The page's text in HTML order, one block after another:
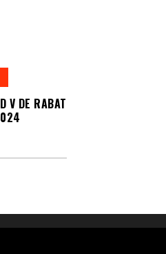
V DE RABAT